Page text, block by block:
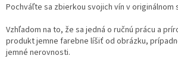
Pochváľte sa zbierkou svojich vín v originálnom
Vzhľadom na to, že sa jedná o ručnú prácu a
produkt jemne farebne líšiť od obrázku,
jemné nerovnosti.